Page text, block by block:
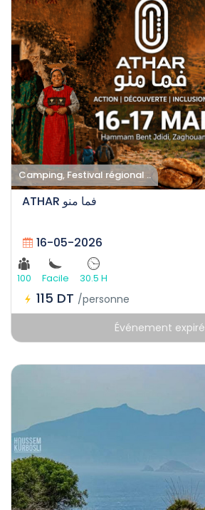
Camping, Festival régional ..
ATHAR فما منو
16-05-2026
100 Facile 30.5 H
115 DT /personne
Événement expiré